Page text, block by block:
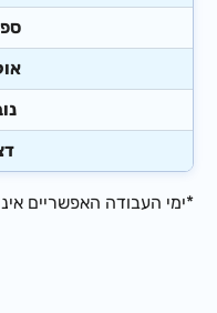
*ימי העבודה האפשריים